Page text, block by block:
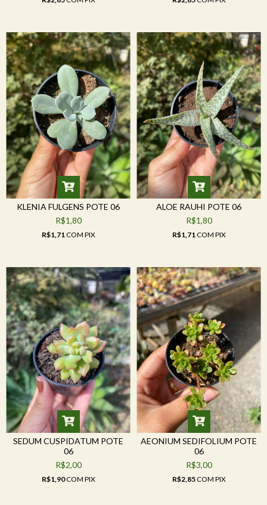
KLENIA FULGENS POTE 06
R$1,80
R$1,71 COM PIX
ALOE RAUHI POTE 06
R$1,80
R$1,71 COM PIX
SEDUM CUSPIDATUM POTE
06
R$2,00
R$1,90COM PIX
AEONIUM SEDIFOLIUM POTE
06
R$3,00
R$2,85COM PIX